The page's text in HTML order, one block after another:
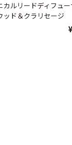
カルリードディフュー
ド＆クラリセージ